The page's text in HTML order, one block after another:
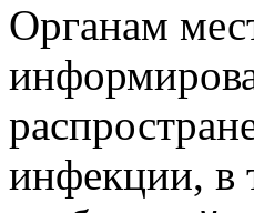
Органам
инфекции, в